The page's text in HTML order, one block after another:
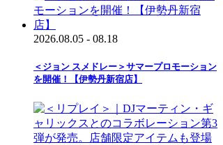
2026.08.05 - 08.18
＜ジョン スメドレー＞サマープロモーション
を開催！【伊勢丹新宿店】